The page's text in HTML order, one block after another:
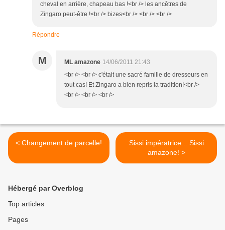
cheval en arrière, chapeau bas !<br /> les ancêtres de
Zingaro peut-être !<br /> bizes<br /> <br /> <br />
Répondre
M ML amazone 14/06/2011 21:43
<br /> <br /> c'était une sacré famille de dresseurs en
tout cas! Et Zingaro a bien repris la tradition!<br />
<br /> <br /> <br />
< Changement de parcelle!
Sissi impératrice... Sissi
amazone! >
Hébergé par Overblog
Top articles
Pages